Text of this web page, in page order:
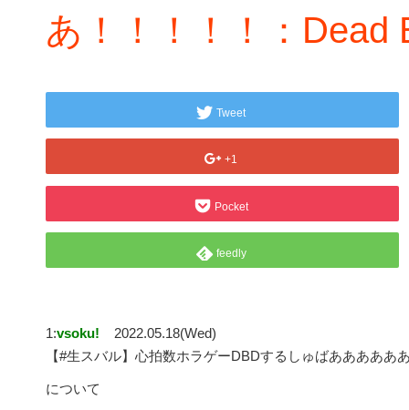
あ！！！！！：Dead
Tweet
+1
Pocket
feedly
1:vsoku!
2022.05.18(Wed)
【#生スバル】心拍数ホラゲーDBDするしゅばああああ
について